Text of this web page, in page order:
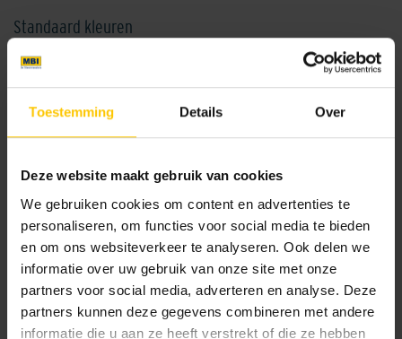
Toestemming Details Over
Deze website maakt gebruik van cookies
We gebruiken cookies om content en advertenties te
personaliseren, om functies voor social media te bieden
en om ons websiteverkeer te analyseren. Ook delen we
informatie over uw gebruik van onze site met onze
partners voor social media, adverteren en analyse. Deze
partners kunnen deze gegevens combineren met andere
informatie die u aan ze heeft verstrekt of die ze hebben
Standaard kleuren
Beige Fumo